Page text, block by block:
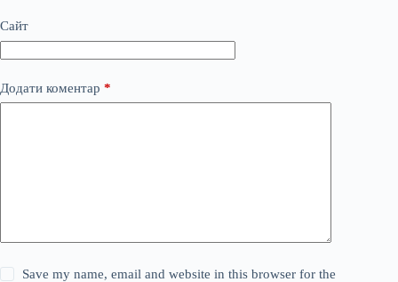
Сайт
Додати коментар *
Save my name, email and website in this browser for the